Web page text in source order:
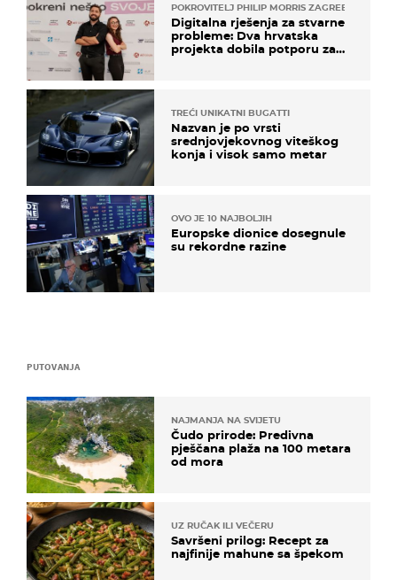
PUTOVANJA
NAJMANJA NA SVIJETU
Čudo prirode: Predivna
pješčana plaža na 100 metara
od mora
UZ RUČAK ILI VEČERU
Savršeni prilog: Recept za
najfinije mahune sa špekom
POKROVITELJ PHILIP MORRIS ZAGREB
Digitalna rješenja za stvarne
probleme: Dva hrvatska
projekta dobila potporu za
TREĆI UNIKATNI BUGATTI
Nazvan je po vrsti
srednjovjekovnog viteškog
konja i visok samo metar
OVO JE 10 NAJBOLJIH
Europske dionice dosegnule
su rekordne razine